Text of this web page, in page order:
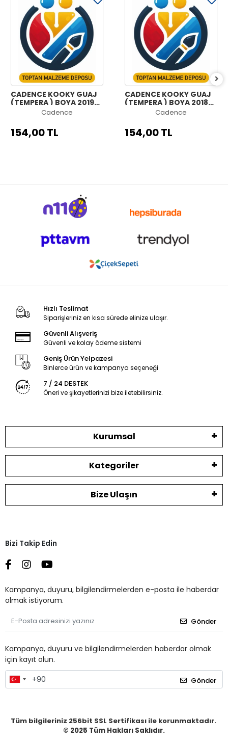
CADENCE KOOKY GUAJ
(TEMPERA ) BOYA 2019
CRIMSON KIRMIZI 500ML
Cadence
154,00 TL
CADENCE KOOKY GUAJ
(TEMPERA ) BOYA 2018
TERRACOTTA 500ML
Cadence
154,00 TL
Hızlı Teslimat
Siparişleriniz en kısa sürede elinize ulaşır.
Güvenli Alışveriş
Güvenli ve kolay ödeme sistemi
Geniş Ürün Yelpazesi
Binlerce ürün ve kampanya seçeneği
7 / 24 DESTEK
Öneri ve şikayetlerinizi bize iletebilirsiniz.
Kurumsal
Kategoriler
Bize Ulaşın
Bizi Takip Edin
Kampanya, duyuru, bilgilendirmelerden e-posta ile haberdar
olmak istiyorum.
Gönder
Kampanya, duyuru ve bilgilendirmelerden haberdar olmak
için kayıt olun.
Gönder
Tüm bilgileriniz 256bit SSL Sertifikası ile korunmaktadır.
© 2025 Tüm Hakları Saklıdır.